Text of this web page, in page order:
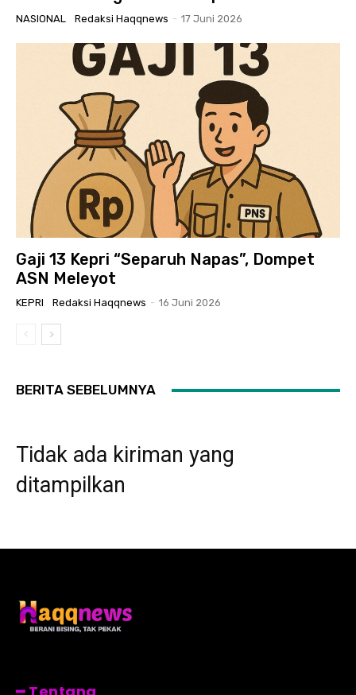
NASIONAL Redaksi Haqqnews - 17 Juni 2026
Gaji 13 Kepri “Separuh Napas”, Dompet
ASN Meleyot
KEPRI Redaksi Haqqnews - 16 Juni 2026
BERITA SEBELUMNYA
Tidak ada kiriman yang
ditampilkan